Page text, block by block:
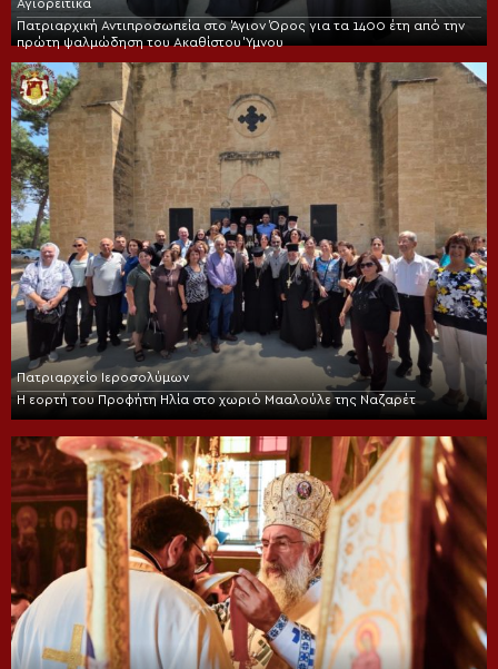
Αγιορείτικα
Πατριαρχική Αντιπροσωπεία στο Άγιον Όρος για τα 1400 έτη από την
πρώτη ψαλμώδηση του Ακαθίστου Ύμνου
Πατριαρχείο Ιεροσολύμων
Η εορτή του Προφήτη Ηλία στο χωριό Μααλούλε της Ναζαρέτ